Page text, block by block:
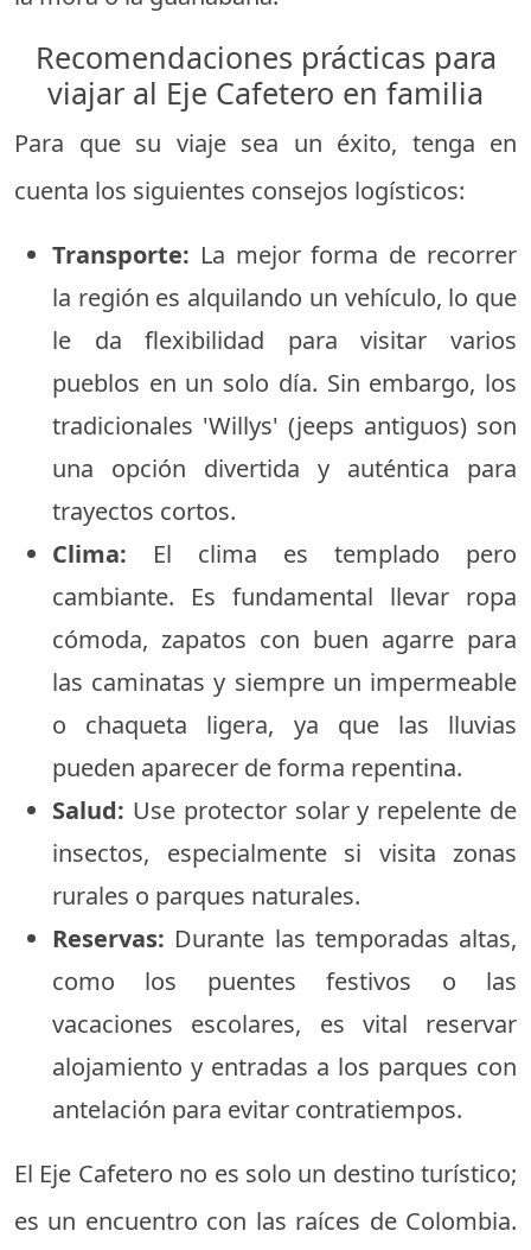
Recomendaciones prácticas para
viajar al Eje Cafetero en familia
Para que su viaje sea un éxito, tenga en
cuenta los siguientes consejos logísticos:
Transporte: La mejor forma de recorrer
la región es alquilando un vehículo, lo que
le da flexibilidad para visitar varios
pueblos en un solo día. Sin embargo, los
tradicionales 'Willys' (jeeps antiguos) son
una opción divertida y auténtica para
trayectos cortos.
Clima: El clima es templado pero
cambiante. Es fundamental llevar ropa
cómoda, zapatos con buen agarre para
las caminatas y siempre un impermeable
o chaqueta ligera, ya que las lluvias
pueden aparecer de forma repentina.
Salud: Use protector solar y repelente de
insectos, especialmente si visita zonas
rurales o parques naturales.
Reservas: Durante las temporadas altas,
como los puentes festivos o las
vacaciones escolares, es vital reservar
alojamiento y entradas a los parques con
antelación para evitar contratiempos.
El Eje Cafetero no es solo un destino turístico;
es un encuentro con las raíces de Colombia.